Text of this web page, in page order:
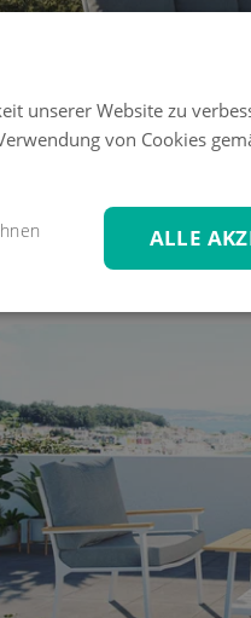
unserer Website zu
von Cookies
ALLE